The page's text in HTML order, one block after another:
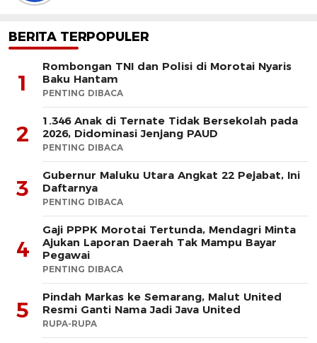
BERITA TERPOPULER
1
Rombongan TNI dan Polisi di Morotai Nyaris
Baku Hantam
PENTING DIBACA
2
1.346 Anak di Ternate Tidak Bersekolah pada
2026, Didominasi Jenjang PAUD
PENTING DIBACA
3
Gubernur Maluku Utara Angkat 22 Pejabat, Ini
Daftarnya
PENTING DIBACA
4
Gaji PPPK Morotai Tertunda, Mendagri Minta
Ajukan Laporan Daerah Tak Mampu Bayar
Pegawai
PENTING DIBACA
5
Pindah Markas ke Semarang, Malut United
Resmi Ganti Nama Jadi Java United
RUPA-RUPA